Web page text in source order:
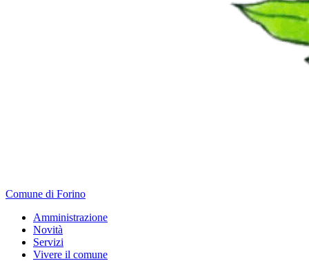
Comune di Forino
Amministrazione
Novità
Servizi
Vivere il comune